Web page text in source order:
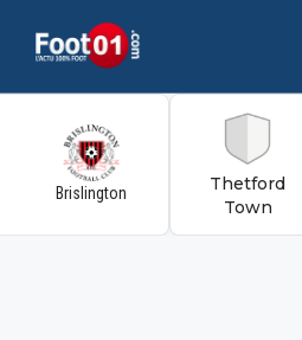
Brislington
Thetford
Town